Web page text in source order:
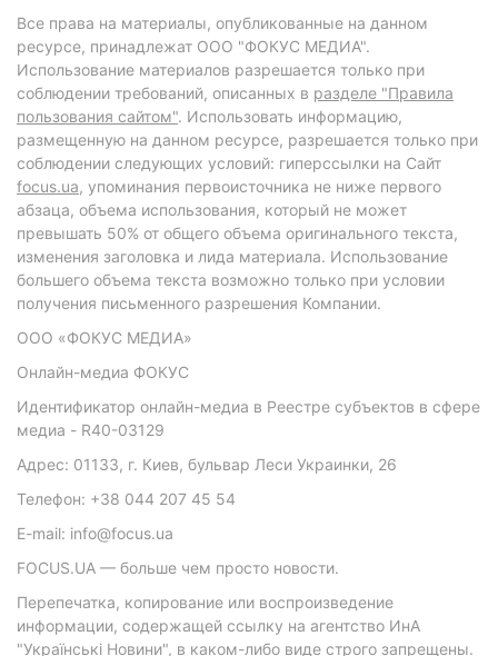
Все права на материалы, опубликованные на данном
ресурсе, принадлежат ООО "ФОКУС МЕДИА".
Использование материалов разрешается только при
соблюдении требований, описанных в разделе "Правила
пользования сайтом". Использовать информацию,
размещенную на данном ресурсе, разрешается только при
соблюдении следующих условий: гиперссылки на Сайт
focus.ua, упоминания первоисточника не ниже первого
абзаца, объема использования, который не может
превышать 50% от общего объема оригинального текста,
изменения заголовка и лида материала. Использование
большего объема текста возможно только при условии
получения письменного разрешения Компании.
ООО «ФОКУС МЕДИА»
Онлайн-медиа ФОКУС
Идентификатор онлайн-медиа в Реестре субъектов в сфере
медиа - R40-03129
Адрес: 01133, г. Киев, бульвар Леси Украинки, 26
Телефон: +38 044 207 45 54
E-mail: info@focus.ua
FOCUS.UA — больше чем просто новости.
Перепечатка, копирование или воспроизведение
информации, содержащей ссылку на агентство ИнА
"Українські Новини", в каком-либо виде строго запрещены.